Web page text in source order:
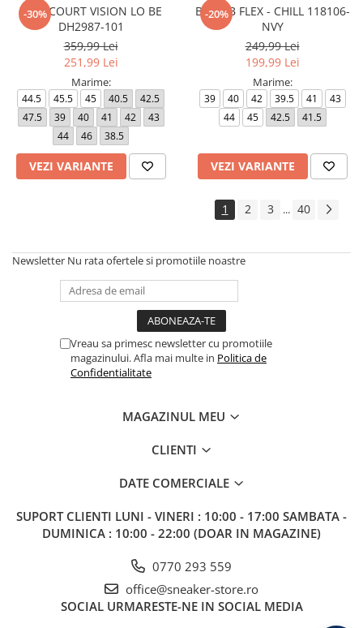
-30%
NIKE COURT VISION LO BE
DH2987-101
359,99 Lei
251,99 Lei
Marime:
44.5 45.5 45 40.5
42.5
47.5
39 40 41 42
43
44
46 38.5
VEZI VARIANTE
-20%
BOBS B FLEX - CHILL 118106-
NVY
249,99 Lei
199,99 Lei
Marime:
39 40 42 39.5 41
43
44
45 42.5 41.5
VEZI VARIANTE
1 2 3 ... 40
Newsletter Nu rata ofertele si promotiile noastre
Vreau sa primesc newsletter cu promotiile
magazinului. Afla mai multe in Politica de
Confidentialitate
MAGAZINUL MEU
CLIENTI
DATE COMERCIALE
SUPORT CLIENTI LUNI - VINERI : 10:00 - 17:00 SAMBATA -
DUMINICA : 10:00 - 22:00 (DOAR IN MAGAZINE)
0770 293 559
office@sneaker-store.ro
SOCIAL URMARESTE-NE IN SOCIAL MEDIA